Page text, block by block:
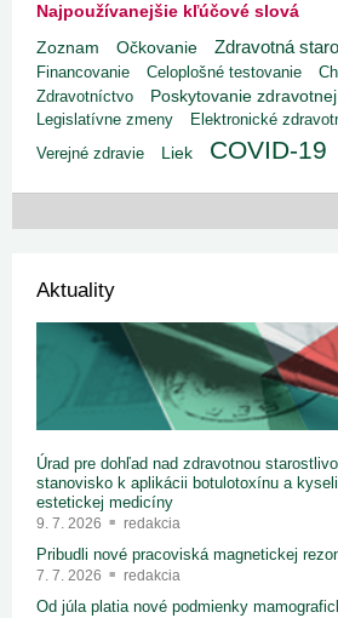
Najpoužívanejšie kľúčové slová
Zoznam Očkovanie Zdravotná
Financovanie
Celoplošné testovanie
Zdravotníctvo
Poskytovanie
Legislatívne zmeny
Elektronické
Verejné zdravie
Liek COVID-19
Aktuality
Úrad pre dohľad nad zdravotnou
stanovisko k aplikácii botulotoxínu a
estetickej medicíny
9. 7. 2026 redakcia
Pribudli nové pracoviská magnetickej
7. 7. 2026 redakcia
Od júla platia nové podmienky